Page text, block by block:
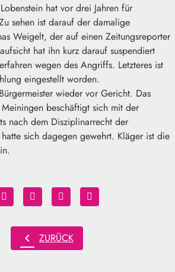
hat vor drei Jahren für
sehen ist darauf der damalige
Weigelt, der auf einen Zeitungsreporter
hat ihn kurz darauf suspendiert
wegen des Angriffs. Letzteres ist
eingestellt worden.
wieder vor Gericht. Das
beschäftigt sich mit der
nach dem Disziplinarrecht der
sich dagegen gewehrt. Kläger ist die
chevron_left ZURÜCK